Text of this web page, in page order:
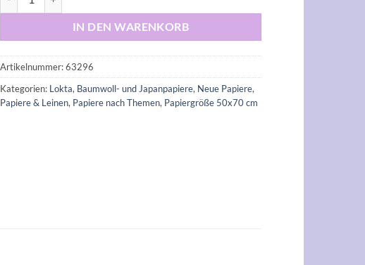
IN DEN WARENKORB
Artikelnummer:63296
Kategorien: Lokta, Baumwoll- und Japanpapiere, Neue Papiere,
Papiere & Leinen, Papiere nach Themen, Papiergröße 50x70 cm